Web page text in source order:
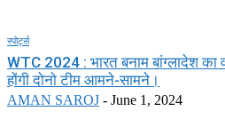
स्पोर्ट्स
WTC 2024 : भारत बनाम बांग्लादेश का
होंगी दोनो टीम आमने-सामने।
AMAN SAROJ - June 1, 2024